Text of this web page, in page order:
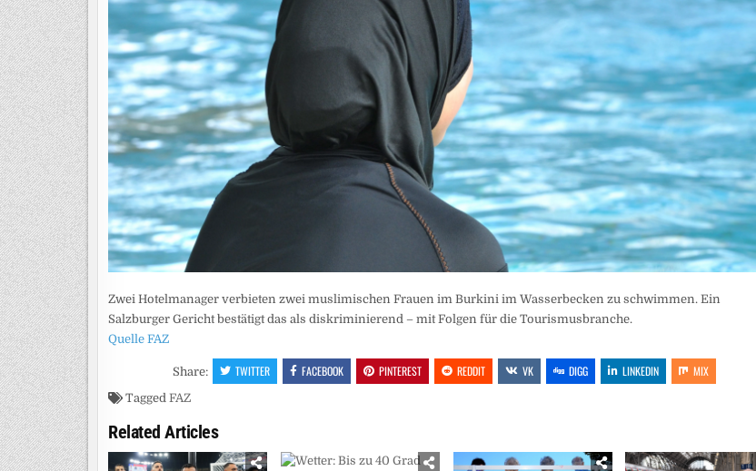
Zwei Hotelmanager verbieten zwei muslimischen Frauen im Burkini im Wasserbecken zu schwimmen. Ein
Salzburger Gericht bestätigt das als diskriminierend – mit Folgen für die Tourismusbranche.
Quelle FAZ
Share: TWITTER FACEBOOK PINTEREST REDDIT VK DIGG LINKEDIN MIX
Tagged FAZ
Related Articles